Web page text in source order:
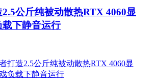
公斤纯被动散热RTX 4060显
下静音运行